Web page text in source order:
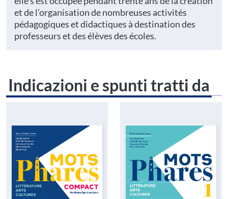
et de l’organisation de nombreuses activités
pédagogiques et didactiques à destination des
professeurs et des élèves des écoles.
Indicazioni e spunti tratti da